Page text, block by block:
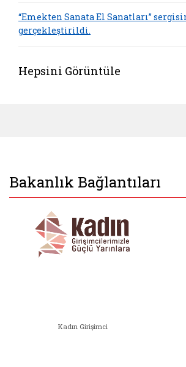
“Emekten Sanata El Sanatları”
gerçekleştirildi.
Hepsini Görüntüle
Bakanlık Bağlantıları
Kadın Girişimci